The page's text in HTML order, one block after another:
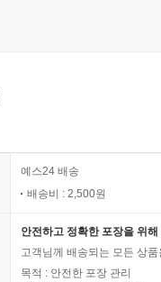
예스24 배송
배송비 : 2,500원
안전하고 정확한 포장을 위
고객님께 배송되는 모든 상
목적 : 안전한 포장 관리